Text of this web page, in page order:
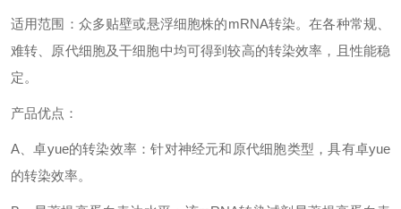
适用范围： 众多贴壁或悬浮细胞株的mRNA转染。在各种常规、
难转、原代细胞及干细胞中均可得到较高的转染效率，且性能稳
定。
产品优点：
A 、卓yue的转染效率：针对神经元和原代细胞类型，具有卓yue
的转染效率。